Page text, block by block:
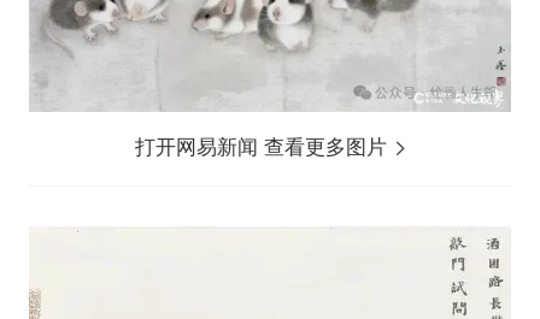
打开网易新闻 查看更多图片